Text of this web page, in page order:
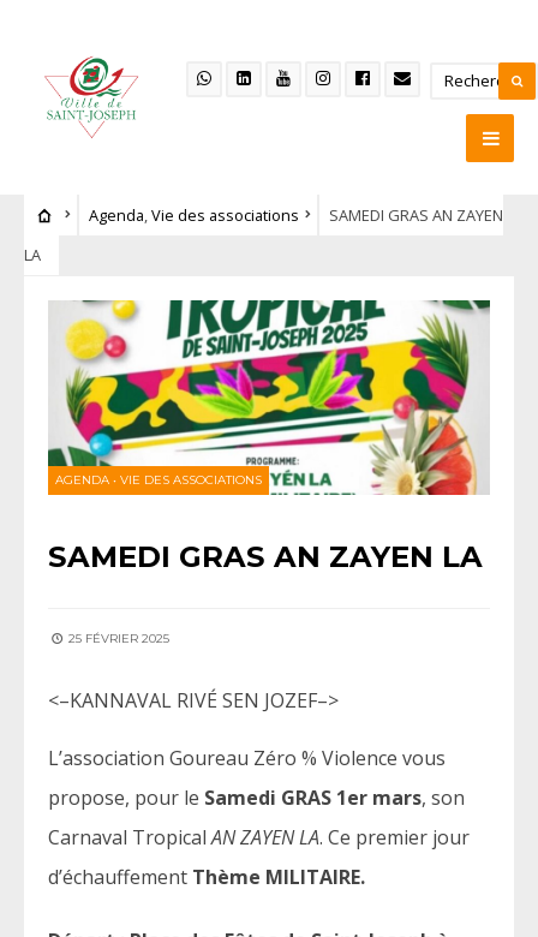
Agenda,Vie des associations
SAMEDI GRAS AN ZAYEN
LA
AGENDA • VIE DES ASSOCIATIONS
SAMEDI GRAS AN ZAYEN LA
25 FÉVRIER 2025
<–KANNAVAL RIVÉ SEN JOZEF–>
L’association Goureau Zéro % Violence vous
propose, pour le Samedi GRAS 1er mars, son
Carnaval TropicalAN ZAYEN LA. Ce premier jour
d’échauffement Thème MILITAIRE.